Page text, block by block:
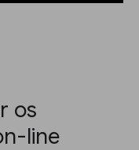
os
line